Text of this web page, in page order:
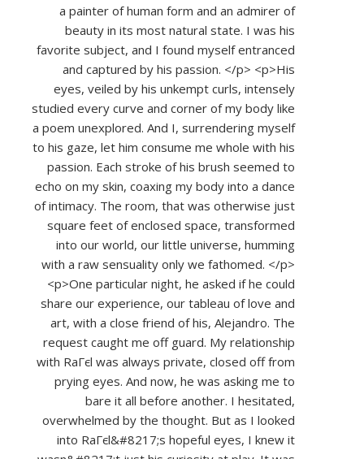
a painter of human form and an admirer of
beauty in its most natural state. I was his
favorite subject, and I found myself entranced
and captured by his passion. </p> <p>His
eyes, veiled by his unkempt curls, intensely
studied every curve and corner of my body like
a poem unexplored. And I, surrendering myself
to his gaze, let him consume me whole with his
passion. Each stroke of his brush seemed to
echo on my skin, coaxing my body into a dance
of intimacy. The room, that was otherwise just
square feet of enclosed space, transformed
into our world, our little universe, humming
with a raw sensuality only we fathomed. </p>
<p>One particular night, he asked if he could
share our experience, our tableau of love and
art, with a close friend of his, Alejandro. The
request caught me off guard. My relationship
with RaГєl was always private, closed off from
prying eyes. And now, he was asking me to
bare it all before another. I hesitated,
overwhelmed by the thought. But as I looked
into RaГєl&#8217;s hopeful eyes, I knew it